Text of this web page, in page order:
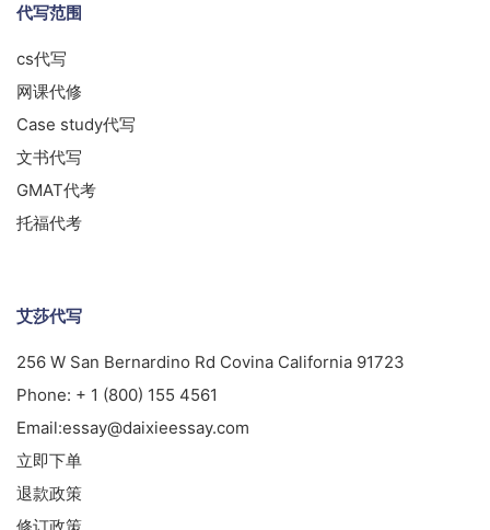
代写范围
cs代写
网课代修
Case study代写
文书代写
GMAT代考
托福代考
艾莎代写
256 W San Bernardino Rd Covina California 91723
Phone: + 1 (800) 155 4561
Email:essay@daixieessay.com
立即下单
退款政策
修订政策